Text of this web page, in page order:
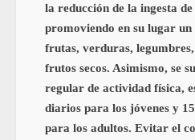
la reducción de la ingesta
promoviendo en su lugar un
frutas, verduras,
frutos secos. Asimismo, se
regular de actividad física,
diarios para los jóvenes y
para los adultos. Evitar el